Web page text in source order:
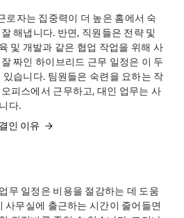
로자는 집중력이 더 높은 홈에서 숙
해냅니다. 반면, 직원들은 전략 및
및 개발과 같은 협업 작업을 위해 사
짜인 하이브리드 근무 일정은 이 두
습니다. 팀원들은 숙련을 요하는 작
피스에서 근무하고, 대인 업무는 사
다.
인 이유
무 일정은 비용을 절감하는 데 도움
사무실에 출근하는 시간이 줄어들면